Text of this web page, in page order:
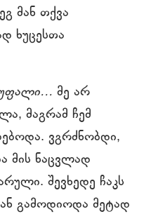
მან თქვა
ხუცესთა
უფალი… მე არ
მაგრამ ჩემ
ვგრძნობდი,
მის ნაცვლად
შევხედე ჩაკს
გამოდიოდა მეტად